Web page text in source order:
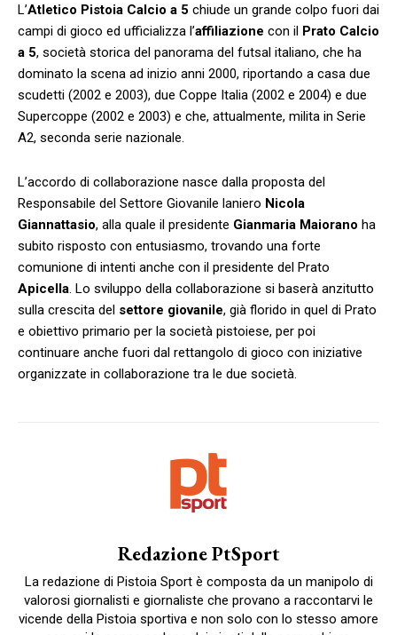
L’Atletico Pistoia Calcio a 5 chiude un grande colpo fuori dai
campi di gioco ed ufficializza l’affiliazione con il Prato Calcio
a 5, società storica del panorama del futsal italiano, che ha
dominato la scena ad inizio anni 2000, riportando a casa due
scudetti (2002 e 2003), due Coppe Italia (2002 e 2004) e due
Supercoppe (2002 e 2003) e che, attualmente, milita in Serie
A2, seconda serie nazionale.
L’accordo di collaborazione nasce dalla proposta del
Responsabile del Settore Giovanile laniero Nicola
Giannattasio, alla quale il presidente Gianmaria Maiorano ha
subito risposto con entusiasmo, trovando una forte
comunione di intenti anche con il presidente del Prato
Apicella. Lo sviluppo della collaborazione si baserà anzitutto
sulla crescita del settore giovanile, già florido in quel di Prato
e obiettivo primario per la società pistoiese, per poi
continuare anche fuori dal rettangolo di gioco con iniziative
organizzate in collaborazione tra le due società.
Redazione PtSport
La redazione di Pistoia Sport è composta da un manipolo di
valorosi giornalisti e giornaliste che provano a raccontarvi le
vicende della Pistoia sportiva e non solo con lo stesso amore